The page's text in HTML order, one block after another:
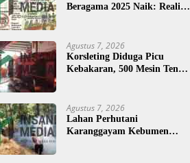
Beragama 2025 Naik: Realita
Agustus 7, 2026
Korsleting Diduga Picu
Kebakaran, 500 Mesin Tenun
Agustus 7, 2026
Lahan Perhutani
Karanggayam Kebumen